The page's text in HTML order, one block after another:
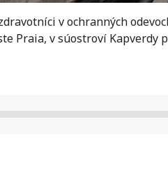
v ochranných
Praia, v súostroví Kapverdy